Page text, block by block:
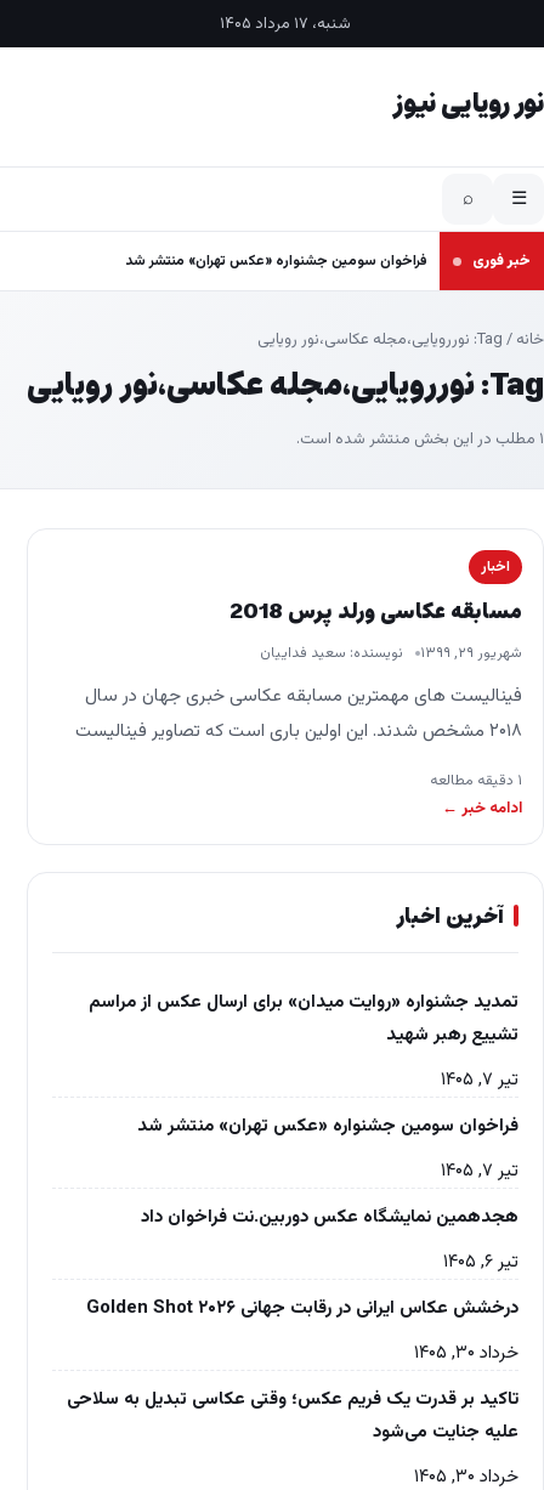
شنبه، ۱۷ مرداد ۱۴۰۵
نور رویایی نیوز
☰
⌕
خبر فوری فراخوان سومین جشنواره «عکس تهران» منتشر شد
خانه / Tag: نوررویایی،مجله عکاسی،نور رویایی
Tag: نوررویایی،مجله عکاسی،نور رویایی
۱ مطلب در این بخش منتشر شده است.
اخبار
مسابقه عکاسی ورلد پرس 2018
شهریور ۲۹, ۱۳۹۹ نویسنده: سعید فداییان
فینالیست های مهمترین مسابقه عکاسی خبری جهان در سال
۲۰۱۸ مشخص شدند. این اولین باری است که تصاویر فینالیست
مسابقه ورلد پرس قبل از اعلام… ۱ دقیقه مطالعه
ادامه خبر ←
آخرین اخبار
تمدید جشنواره «روایت میدان» برای ارسال عکس از مراسم
تشییع رهبر شهید
تیر ۷, ۱۴۰۵
فراخوان سومین جشنواره «عکس تهران» منتشر شد
تیر ۷, ۱۴۰۵
هجدهمین نمایشگاه عکس دوربین.نت فراخوان داد
تیر ۶, ۱۴۰۵
درخشش عکاس ایرانی در رقابت جهانی Golden Shot ۲۰۲۶
خرداد ۳۰, ۱۴۰۵
تاکید بر قدرت یک فریم عکس؛ وقتی عکاسی تبدیل به سلاحی
علیه جنایت می‌شود
خرداد ۳۰, ۱۴۰۵